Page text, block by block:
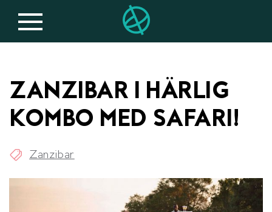
ZANZIBAR I HÄRLIG
KOMBO MED SAFARI!
Zanzibar